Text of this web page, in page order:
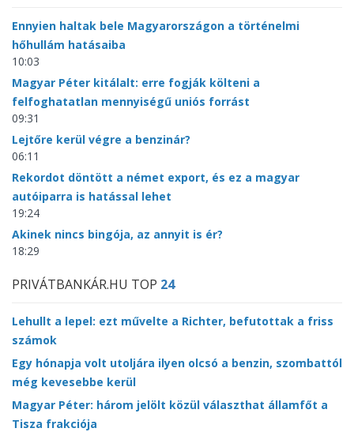
Ennyien haltak bele Magyarországon a történelmi
hőhullám hatásaiba
10:03
Magyar Péter kitálalt: erre fogják költeni a
felfoghatatlan mennyiségű uniós forrást
09:31
Lejtőre kerül végre a benzinár?
06:11
Rekordot döntött a német export, és ez a magyar
autóiparra is hatással lehet
19:24
Akinek nincs bingója, az annyit is ér?
18:29
PRIVÁTBANKÁR.HU TOP 24
Lehullt a lepel: ezt művelte a Richter, befutottak a friss
számok
Egy hónapja volt utoljára ilyen olcsó a benzin, szombattól
még kevesebbe kerül
Magyar Péter: három jelölt közül választhat államfőt a
Tisza frakciója